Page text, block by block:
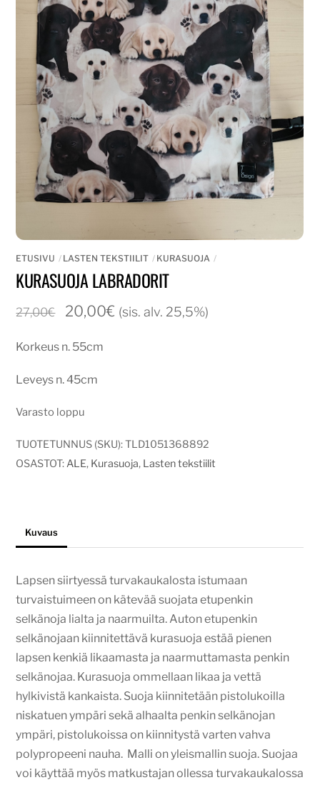
ETUSIVU LASTEN TEKSTIILIT KURASUOJA
KURASUOJA LABRADORIT
27,00€
Alkuperäinen
oli:
20,00€Nykyinen
(sis. alv. 25,5%)
Korkeus n. 55cm
Leveys n. 45cm
Varasto loppu
TUOTETUNNUS (SKU):TLD1051368892
OSASTOT:ALE, Kurasuoja, Lasten tekstiilit
Kuvaus
Lapsen siirtyessä turvakaukalosta istumaan
turvaistuimeen on kätevää suojata etupenkin
selkänoja lialta ja naarmuilta. Auton etupenkin
selkänojaan kiinnitettävä kurasuoja estää pienen
lapsen kenkiä likaamasta ja naarmuttamasta penkin
selkänojaa. Kurasuoja ommellaan likaa ja vettä
hylkivistä kankaista. Suoja kiinnitetään pistolukoilla
niskatuen ympäri sekä alhaalta penkin selkänojan
ympäri, pistolukoissa on kiinnitystä varten vahva
polypropeeni nauha. Malli on yleismallin suoja. Suojaa
voi käyttää myös matkustajan ollessa turvakaukalossa